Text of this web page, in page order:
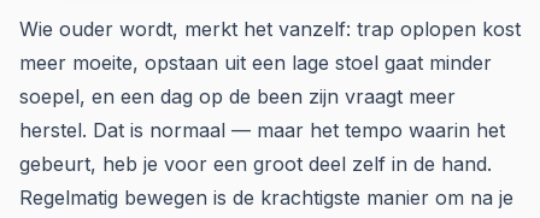
Wie ouder wordt, merkt het vanzelf: trap oplopen kost
meer moeite, opstaan uit een lage stoel gaat minder
soepel, en een dag op de been zijn vraagt meer
herstel. Dat is normaal — maar het tempo waarin het
gebeurt, heb je voor een groot deel zelf in de hand.
Regelmatig bewegen is de krachtigste manier om na je